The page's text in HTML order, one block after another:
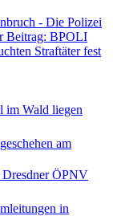
- Die Polizei
Beitrag: BPOLI
Straftäter fest
im Wald liegen
am
ÖPNV
in